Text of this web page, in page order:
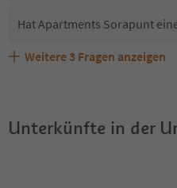
Hat Apartments Sorapunt
Sind Haustiere in der
Welche Services bietet
Erhalten die Gäste von
Weitere 3 Fragen anzeigen
Unterkünfte in der